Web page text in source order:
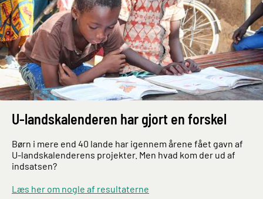
U-landskalenderen har gjort en forskel
Børn i mere end 40 lande har igennem årene fået gavn af
U-landskalenderens projekter. Men hvad kom der ud af
indsatsen?
Læs her om nogle af resultaterne